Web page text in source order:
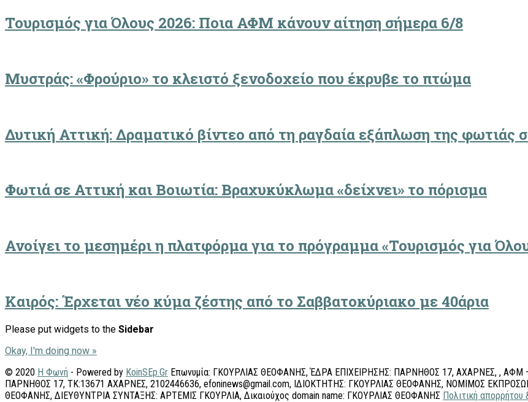
Τουρισμός για Όλους 2026: Ποια ΑΦΜ κάνουν αίτηση σήμερα 6/8
Μυστράς: «Φρούριο» το κλειστό ξενοδοχείο που έκρυβε το πτώμα
Δυτική Αττική: Δραματικό βίντεο από τη ραγδαία εξάπλωση της φωτιάς
Φωτιά σε Αττική και Βοιωτία: Βραχυκύκλωμα «δείχνει» το πόρισμα
Ανοίγει το μεσημέρι η πλατφόρμα για το πρόγραμμα «Τουρισμός για
Καιρός: Έρχεται νέο κύμα ζέστης από το Σαββατοκύριακο με 40άρια
Please put widgets to the Sidebar
Okay, I'm doing now »
© 2020 Η Φωνή - Powered by KoinSEp.Gr Επωνυμία: ΓΚΟΥΡΛΙΑΣ ΘΕΟΦΑΝΗΣ, ΈΔΡΑ ΕΠΙΧΕΙΡΗΣΗΣ: ΠΑΡΝΗΘΟΣ 17, ΑΧΑΡΝΕΣ, , ΑΦΜ
ΠΑΡΝΗΘΟΣ 17, ΤΚ:13671 ΑΧΑΡΝΕΣ, 2102446636, efoninews@gmail.com, ΙΔΙΟΚΤΗΤΗΣ: ΓΚΟΥΡΛΙΑΣ ΘΕΟΦΑΝΗΣ, ΝΟΜΙΜΟΣ
ΘΕΟΦΑΝΗΣ, ΔΙΕΥΘΥΝΤΡΙΑ ΣΥΝΤΑΞΗΣ: ΑΡΤΕΜΙΣ ΓΚΟΥΡΛΙΑ, Δικαιούχος domain name: ΓΚΟΥΡΛΙΑΣ ΘΕΟΦΑΝΗΣ Πολιτική